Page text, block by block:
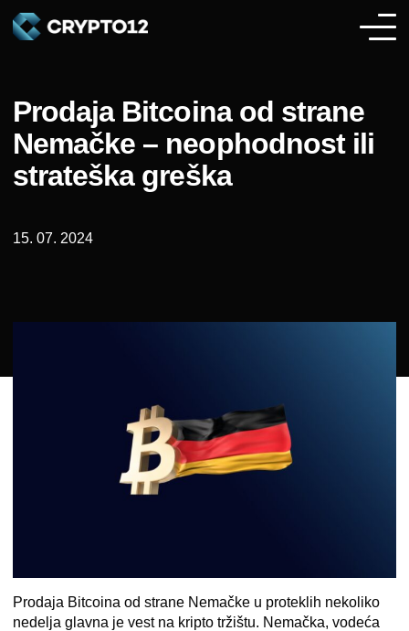
Prodaja Bitcoina od strane
Nemačke – neophodnost ili
strateška greška
15. 07. 2024
Prodaja Bitcoina od strane Nemačke u proteklih nekoliko
nedelja glavna je vest na kripto tržištu. Nemačka, vodeća